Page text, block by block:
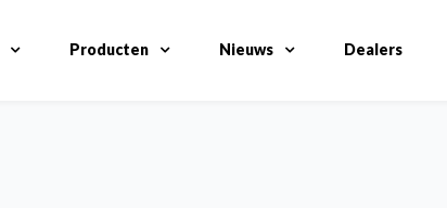
Producten Nieuws Dealers